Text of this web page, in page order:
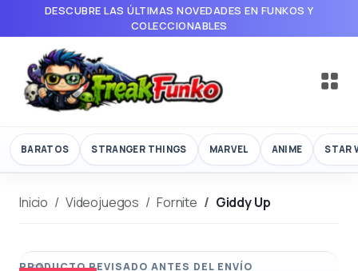
DESCUBRE LAS ÚLTIMAS NOVEDADES EN FUNKOS Y
COLECCIONABLES
BARATOS STRANGER THINGS MARVEL ANIME STAR
Inicio Videojuegos Fornite Giddy Up